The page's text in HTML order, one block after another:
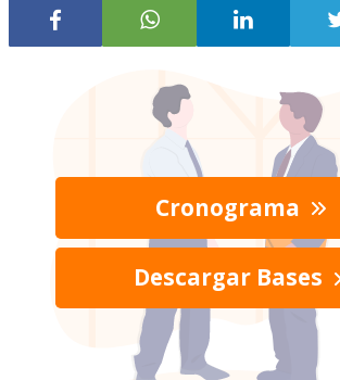
Cronograma
Descargar Bases